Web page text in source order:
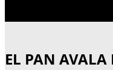
EL PAN AVALA